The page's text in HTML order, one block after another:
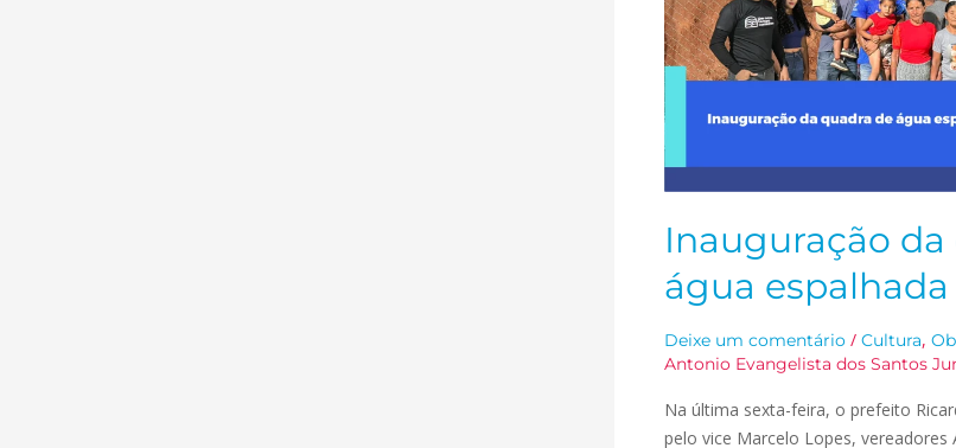
Inauguração
água espalhada
Deixe um comentário /Cultura,
Antonio Evangelista dos Santos
Na última sexta-feira, o prefeito
pelo vice Marcelo Lopes, vereadores